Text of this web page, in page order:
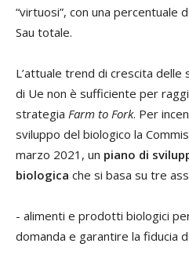
“virtuosi”, con una percentuale
Sau totale.
L’attuale trend di crescita delle
di Ue non è sufficiente per
strategia Farm to Fork. Per
sviluppo del biologico la
marzo 2021, un piano di
biologica che si basa su tre
- alimenti e prodotti biologici
domanda e garantire la fiducia